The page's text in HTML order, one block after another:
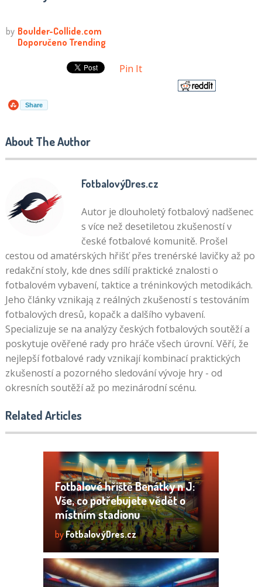
Pin It
Share
About The Author
FotbalovýDres.cz
Autor je dlouholetý fotbalový nadšenec
s více než desetiletou zkušeností v
české fotbalové komunitě. Prošel
cestou od amatérských hřišť přes trenérské lavičky až po
redakční stoly, kde dnes sdílí praktické znalosti o
fotbalovém vybavení, taktice a tréninkových metodikách.
Jeho články vznikają z reálných zkušeností s testováním
fotbalových dresů, kopačk a dalšího vybavení.
Specializuje se na analýzy českých fotbalových soutěží a
poskytuje ověřené rady pro hráče všech úrovní. Věří, že
nejlepší fotbalové rady vznikají kombinací praktických
zkušeností a pozorného sledování vývoje hry - od
okresních soutěží až po mezinárodní scénu.
Related Articles
Fotbalové hřiště Benátky n J:
Vše, co potřebujete vědět o
místním stadionu
byFotbalovýDres.cz